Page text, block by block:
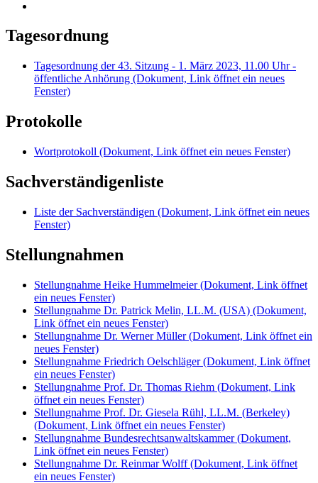
Tagesordnung
Tagesordnung der 43. Sitzung - 1. März 2023, 11.00 Uhr -
öffentliche Anhörung (Dokument, Link öffnet ein neues
Fenster)
Protokolle
Wortprotokoll (Dokument, Link öffnet ein neues Fenster)
Sachverständigenliste
Liste der Sachverständigen (Dokument, Link öffnet ein neues
Fenster)
Stellungnahmen
Stellungnahme Heike Hummelmeier(Dokument, Link öffnet
ein neues Fenster)
Stellungnahme Dr. Patrick Melin, LL.M. (USA) (Dokument,
Link öffnet ein neues Fenster)
Stellungnahme Dr. Werner Müller(Dokument, Link öffnet ein
neues Fenster)
Stellungnahme Friedrich Oelschläger(Dokument, Link öffnet
ein neues Fenster)
Stellungnahme Prof. Dr. Thomas Riehm (Dokument, Link
öffnet ein neues Fenster)
Stellungnahme Prof. Dr. Giesela Rühl, LL.M. (Berkeley)
(Dokument, Link öffnet ein neues Fenster)
Stellungnahme Bundesrechtsanwaltskammer(Dokument,
Link öffnet ein neues Fenster)
Stellungnahme Dr. Reinmar Wolff(Dokument, Link öffnet
ein neues Fenster)